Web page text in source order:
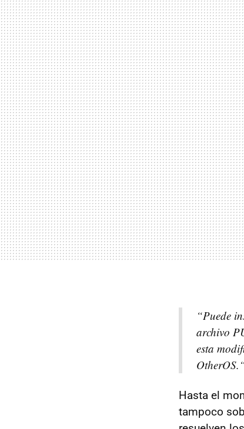
“Puede
archivo
esta
OtherOS.
Hasta el
tampoco